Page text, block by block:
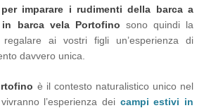
per imparare i rudimenti della barca a
barca vela Portofino sono quindi la
ai vostri figli un’esperienza di
davvero unica.
è il contesto naturalistico unico nel
l’esperienza dei campi estivi in